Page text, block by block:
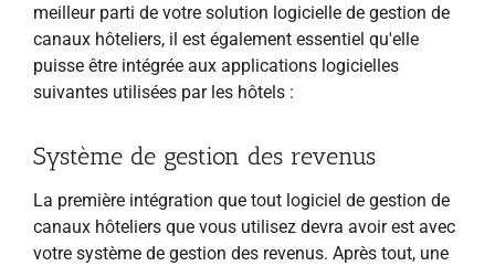
meilleur parti de votre solution logicielle de gestion de
canaux hôteliers, il est également essentiel qu'elle
puisse être intégrée aux applications logicielles
suivantes utilisées par les hôtels :
Système de gestion des revenus
La première intégration que tout logiciel de gestion de
canaux hôteliers que vous utilisez devra avoir est avec
votre système de gestion des revenus. Après tout, une